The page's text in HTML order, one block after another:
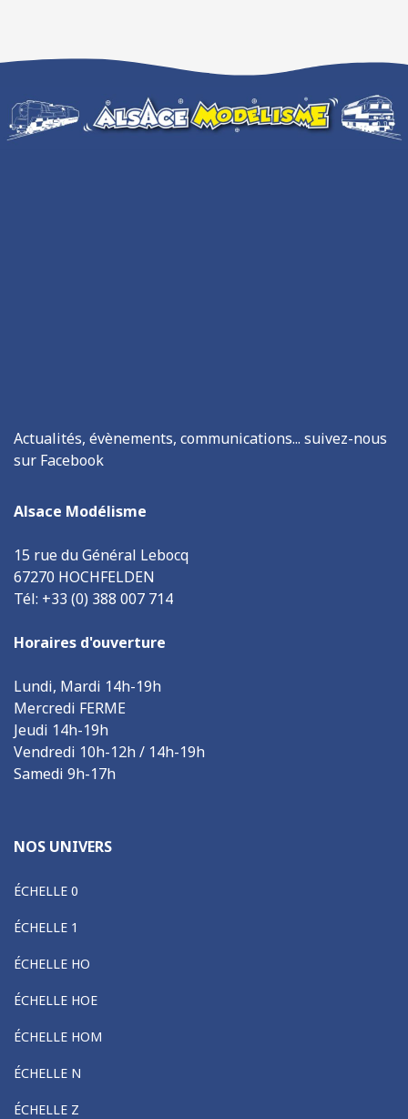
Actualités, évènements, communications... suivez-nous
sur Facebook
Alsace Modélisme
15 rue du Général Lebocq
67270 HOCHFELDEN
Tél: +33 (0) 388 007 714
Horaires d'ouverture
Lundi, Mardi 14h-19h
Mercredi FERME
Jeudi 14h-19h
Vendredi 10h-12h / 14h-19h
Samedi 9h-17h
NOS UNIVERS
ÉCHELLE 0
ÉCHELLE 1
ÉCHELLE HO
ÉCHELLE HOE
ÉCHELLE HOM
ÉCHELLE N
ÉCHELLE Z